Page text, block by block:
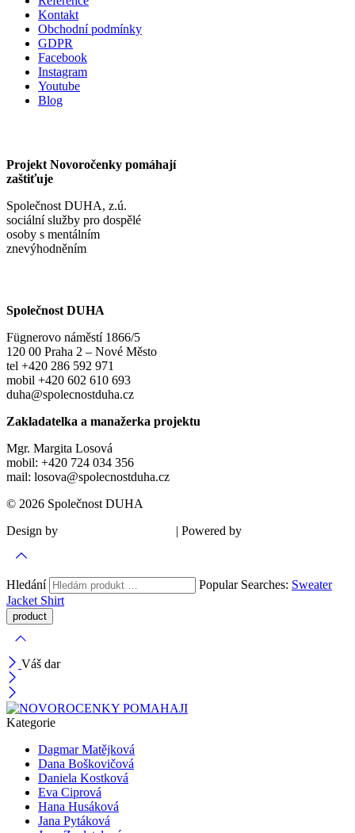
Kontakt
Obchodní podmínky
GDPR
Facebook
Instagram
Youtube
Blog
Projekt Novoročenky pomáhají
zaštiťuje
Společnost DUHA, z.ú.
sociální služby pro dospělé
osoby s mentálním
znevýhodněním
Společnost DUHA
Fügnerovo náměstí 1866/5
120 00 Praha 2 – Nové Město
tel +420 286 592 971
mobil +420 602 610 693
duha@spolecnostduha.cz
Zakladatelka a manažerka projektu
Mgr. Margita Losová
mobil: +420 724 034 356
mail: losova@spolecnostduha.cz
© 2026 Společnost DUHA
Design by
| Powered by
Hledání Popular Searches: Sweater
Jacket Shirt
Váš dar
Kategorie
Dagmar Matějková
Dana Boškovičová
Daniela Kostková
Eva Ciprová
Hana Husáková
Jana Pytáková